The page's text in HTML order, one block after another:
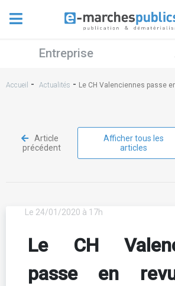
Entreprise
Accueil - Actualités - Le CH Valenciennes passe
Article
précédent
Afficher tous les
articles
Le 24/01/2020 à 17h
Le CH
passe en